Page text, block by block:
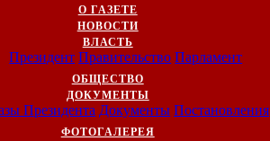
О ГАЗЕТЕ
НОВОСТИ
ВЛАСТЬ
Президент Правительство Парламент
ОБЩЕСТВО
ДОКУМЕНТЫ
Президента Документы Постановления
ФОТОГАЛЕРЕЯ